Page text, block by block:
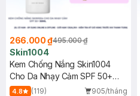
266.000 ₫495.000 ₫
Skin1004
Kem Chống Nắng Skin1004
Cho Da Nhạy Cảm SPF 50+
50ml
4.8 (119)
905/tháng